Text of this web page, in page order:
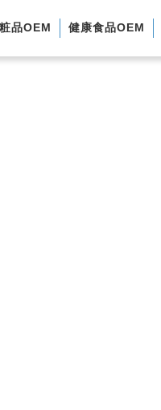
品OEM 健康食品OEM